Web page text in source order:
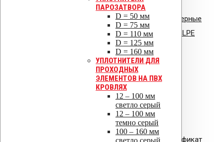
ПАРОЗАТВОРА
D = 50 мм
D = 75 мм
D = 110 мм
D = 125 мм
D = 160 мм
УПЛОТНИТЕЛИ ДЛЯ
ПРОХОДНЫХ
ЭЛЕМЕНТОВ НА ПВХ
КРОВЛЯХ
12 – 100 мм
светло серый
12 – 100 мм
темно серый
100 – 160 мм
светло серый
Сертификат соответствия: полимерные
стояки и водостоки системы VILPE
Сертификат